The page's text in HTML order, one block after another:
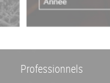
Professionnels